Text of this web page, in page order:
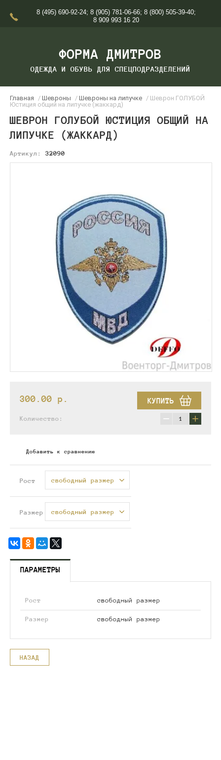
8 (495) 690-92-24; 8 (905) 781-06-66; 8 (800) 505-39-40;
8 909 993 16 20
ФОРМА ДМИТРОВ
ОДЕЖДА И ОБУВЬ ДЛЯ СПЕЦПОДРАЗДЕЛЕНИЙ
Главная / Шевроны / Шевроны на липучке / Шеврон ГОЛУБОЙ
Юстиция общий на липучке (жаккард)
ШЕВРОН ГОЛУБОЙ ЮСТИЦИЯ ОБЩИЙ НА
ЛИПУЧКЕ (ЖАККАРД)
Артикул: 32090
300.00 p. КУПИТЬ
Количество: − +
Добавить к сравнению
Рост свободный размер
Размер свободный размер
ПАРАМЕТРЫ
Рост свободный размер
Размер свободный размер
НАЗАД